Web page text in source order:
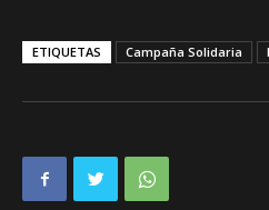
ETIQUETAS Campaña Solidaria